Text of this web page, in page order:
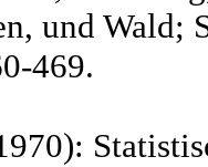
und Wald;
469.